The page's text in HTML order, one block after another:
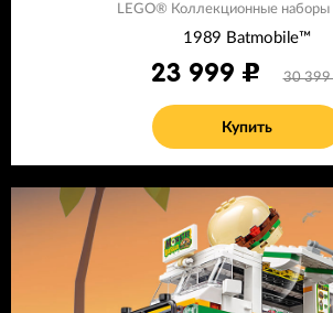
LEGO® Коллекционные
1989 Batmobile™
23 999 30 399
Купить